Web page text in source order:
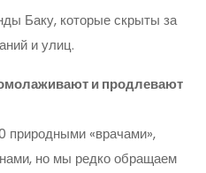
Баку, которые скрыты за
и улиц.
и продлевают
природными «врачами»,
но мы редко обращаем